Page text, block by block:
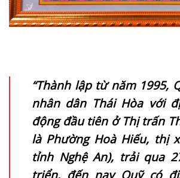
“Thành lập từ năm 1995,
nhân dân Thái Hòa với
động đầu tiên ở Thị trấn
là Phường Hoà Hiếu, thị
tỉnh Nghệ An), trải qua
triển, đến nay Quỹ có